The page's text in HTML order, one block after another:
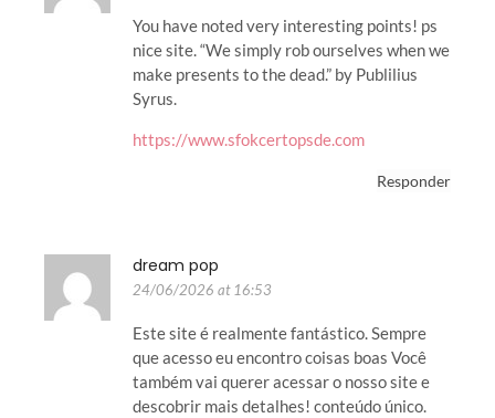
You have noted very interesting points! ps
nice site. “We simply rob ourselves when we
make presents to the dead.” by Publilius
Syrus.
https://www.sfokcertopsde.com
Responder
dream pop
24/06/2026 at 16:53
Este site é realmente fantástico. Sempre
que acesso eu encontro coisas boas Você
também vai querer acessar o nosso site e
descobrir mais detalhes! conteúdo único.